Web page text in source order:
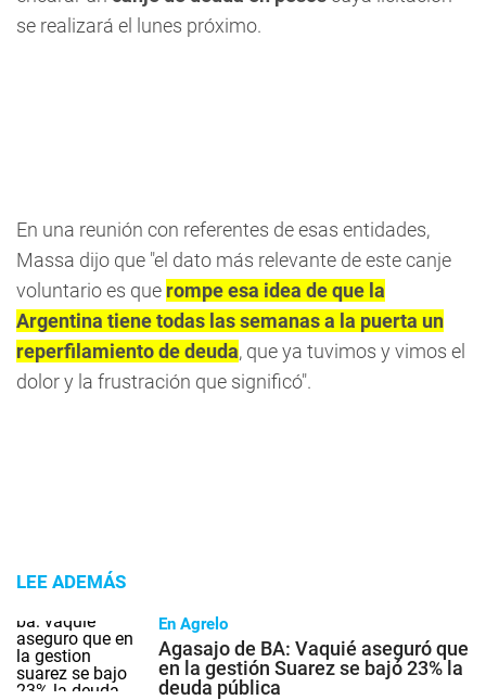
se realizará el lunes próximo.
En una reunión con referentes de esas entidades,
Massa dijo que "el dato más relevante de este canje
voluntario es que rompe esa idea de que la
Argentina tiene todas las semanas a la puerta un
reperfilamiento de deuda, que ya tuvimos y vimos el
dolor y la frustración que significó".
LEE ADEMÁS
En Agrelo
Agasajo de BA: Vaquié aseguró que
en la gestión Suarez se bajó 23% la
deuda pública